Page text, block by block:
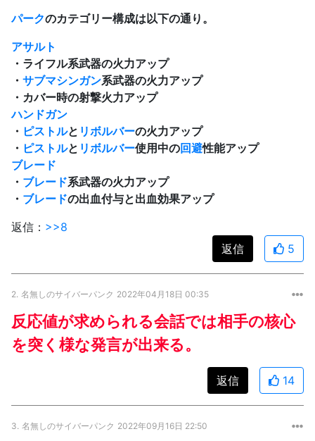
パークのカテゴリー構成は以下の通り。
アサルト
・ライフル系武器の火力アップ
・ サブマシンガン系武器の火力アップ
・カバー時の射撃火力アップ
ハンドガン
・ ピストルと リボルバーの火力アップ
・ ピストルと リボルバー使用中の回避性能アップ
ブレード
・ ブレード系武器の火力アップ
・ ブレードの出血付与と出血効果アップ
返信： >>8
返信
5
2. 名無しのサイバーパンク 2022年04月18日 00:35
反応値が求められる会話では相手の核心
を突く様な発言が出来る。
返信 14
3. 名無しのサイバーパンク 2022年09月16日 22:50